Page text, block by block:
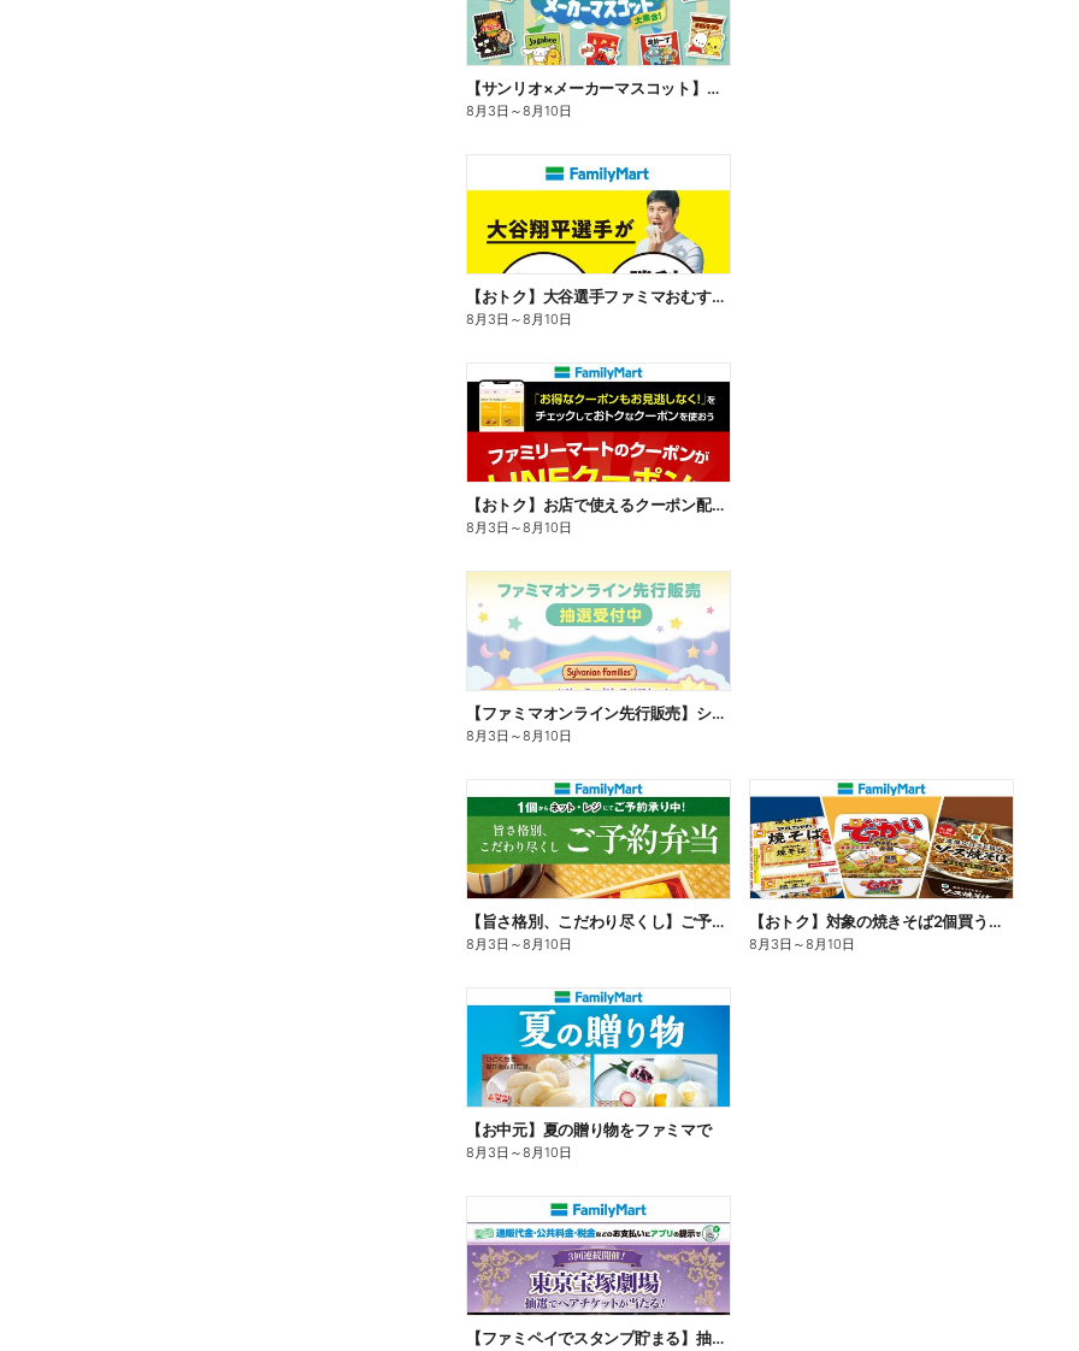
【サンリオ×メーカーマスコット】オリジナルグッズ貰える!
8月3日 ～8月10日
【おトク】大谷選手ファミマおむすび割
8月3日 ～8月10日
【おトク】お店で使えるクーポン配信中
8月3日 ～8月10日
【ファミマオンライン先行販売】シルバニアファミリー
8月3日 ～8月10日
【旨さ格別、こだわり尽くし】ご予約弁当
8月3日 ～8月10日
【おトク】対象の焼きそば2個買うと100円引き!
8月3日 ～8月10日
【お中元】夏の贈り物をファミマで
8月3日 ～8月10日
【ファミペイでスタンプ貯まる】抽選でペアチケットが当たる!